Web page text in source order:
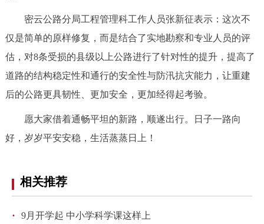
参与调查 在线访谈 图说互动
走进北京
北京概况 十六区概览 人文北京
绿色北京 图说北京
한국어 日本語
密云公路分局工程管理科工作人员张新征表示：这次不
仅是简单的原样修复，而是结合了实地勘察和专业人员的评
估，对8条受损的县级以上公路进行了针对性的提升，提高了
道路的结构稳定性和通行的安全性与防汛抗灾能力，让重建
后的公路更具韧性、更加安全，更加经得起考验。
愿大家借着通畅平坦的新路，顺遂出行。日子一路向
好，岁岁平安安稳，生活蒸蒸日上！
相关推荐
· 9月开学起 中小学科学课这样上